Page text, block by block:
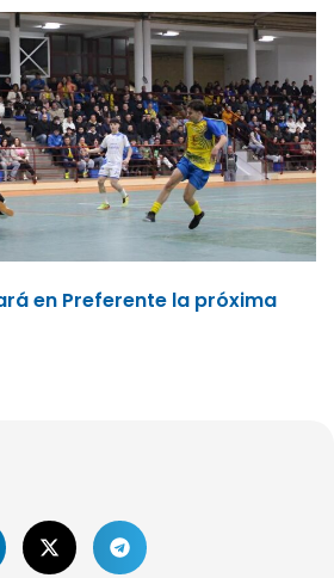
en Preferente la próxima